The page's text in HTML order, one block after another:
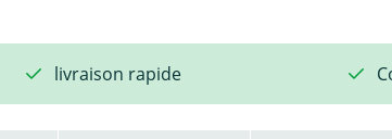
livraison rapide